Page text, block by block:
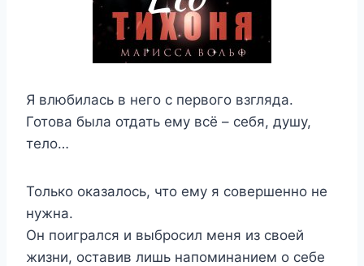
Я влюбилась в него с первого взгляда.
Готова была отдать ему всё – себя, душу,
тело…
Только оказалось, что ему я совершенно не
нужна.
Он поигрался и выбросил меня из своей
жизни, оставив лишь напоминанием о себе